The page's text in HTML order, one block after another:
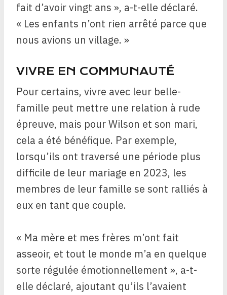
fait d’avoir vingt ans », a-t-elle déclaré.
« Les enfants n’ont rien arrêté parce que
nous avions un village. »
VIVRE EN COMMUNAUTÉ
Pour certains, vivre avec leur belle-
famille peut mettre une relation à rude
épreuve, mais pour Wilson et son mari,
cela a été bénéfique. Par exemple,
lorsqu’ils ont traversé une période plus
difficile de leur mariage en 2023, les
membres de leur famille se sont ralliés à
eux en tant que couple.
« Ma mère et mes frères m’ont fait
asseoir, et tout le monde m’a en quelque
sorte régulée émotionnellement », a-t-
elle déclaré, ajoutant qu’ils l’avaient